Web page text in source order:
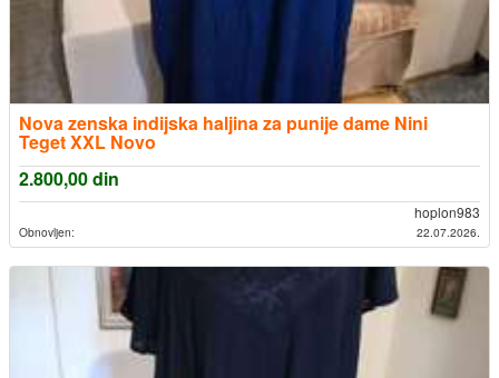
Nova zenska indijska haljina za punije dame Nini
Teget XXL Novo
2.800,00din
hoplon983
Obnovljen: 22.07.2026.